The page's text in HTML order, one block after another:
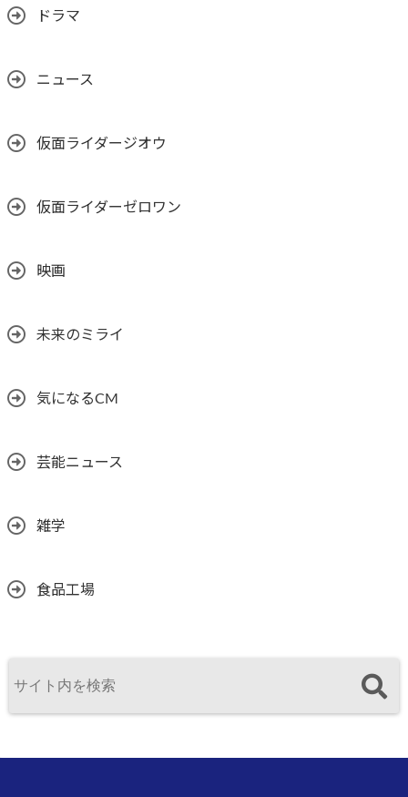
ドラマ
ニュース
仮面ライダージオウ
仮面ライダーゼロワン
映画
未来のミライ
気になるCM
芸能ニュース
雑学
食品工場